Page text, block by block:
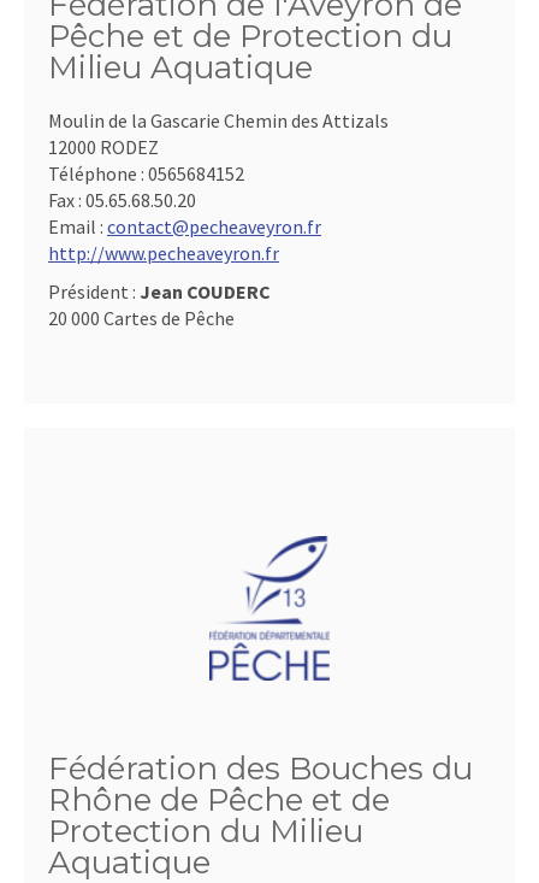
Pêche et de Protection du
Milieu Aquatique
Moulin de la Gascarie Chemin des Attizals
12000 RODEZ
Téléphone : 0565684152
Fax : 05.65.68.50.20
Email : contact@pecheaveyron.fr
http://www.pecheaveyron.fr
Président : Jean COUDERC
20 000 Cartes de Pêche
Fédération des Bouches du
Rhône de Pêche et de
Protection du Milieu
Aquatique